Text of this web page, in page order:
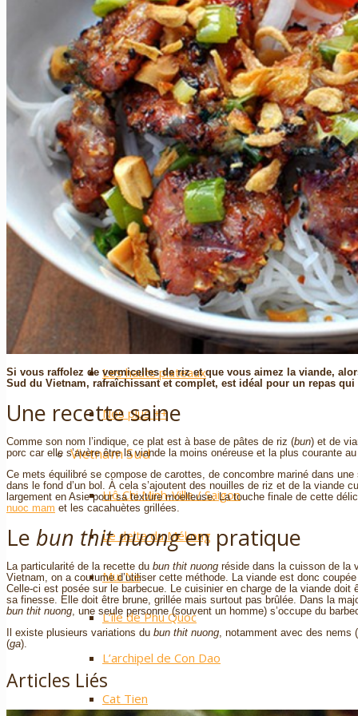
Sapa
Ha Giang
Mai Chau
Nos plus ++
Vietnam Centre
Hue
Hoi An
Nha Trang
Parc de Phong Nha – Ke Bang
Les hauts plateaux
Nos plus ++
Vietnam Sud
Hô Chi Minh-Ville / Saigon
Le delta du Mékong
Mui Ne
L’île de Phu Quoc
L’archipel de Con Dao
Cat Tien
Si vous raffolez de vermicelles de riz et que vous aimez la viande,
Sud du Vietnam, rafraîchissant et complet, est idéal pour un repas
Une recette saine
Comme son nom l’indique, ce plat est à base de pâtes de riz (bun) et de
porc car elle s’avère être la viande la moins onéreuse et la plus courante
Ce mets équilibré se compose de carottes, de concombre mariné dans
dans le fond d’un bol. À cela s’ajoutent des nouilles de riz et de la viande
largement en Asie pour sa texture moelleuse. La touche finale de cette
nuoc mam et les cacahuètes grillées.
Le bun thit nuongen pratique
La particularité de la recette du bun thit nuong réside dans la cuisson de la
Vietnam, on a coutume d’utiliser cette méthode. La viande est donc
Celle-ci est posée sur le barbecue. Le cuisinier en charge de la viande
sa finesse. Elle doit être brune, grillée mais surtout pas brûlée. Dans la
bun thit nuong, une seule personne (souvent un homme) s’occupe du
Il existe plusieurs variations du bun thit nuong, notamment avec des nems (
(ga).
Articles Liés